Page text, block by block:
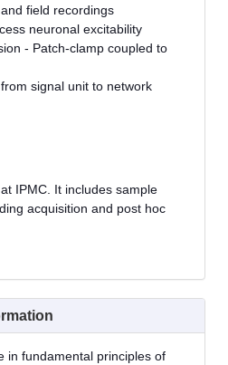
field recordings
neuronal excitability
- Patch-clamp coupled to
signal unit to network
IPMC. It includes sample
acquisition and post hoc
in fundamental principles of